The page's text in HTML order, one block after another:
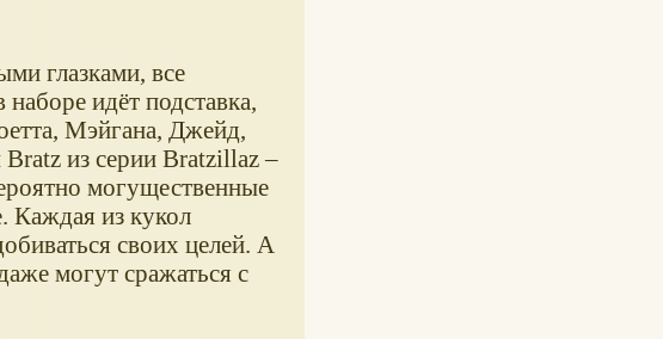
глазками, все
идёт подставка,
Мэйгана, Джейд,
из серии Bratzillaz –
могущественные
Каждая из кукол
своих целей. А
могут сражаться с